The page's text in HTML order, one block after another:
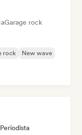
Garage rock
rock
New wave